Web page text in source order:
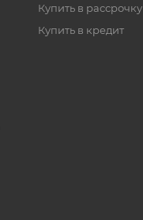
Купить в рассрочку
Купить в кредит